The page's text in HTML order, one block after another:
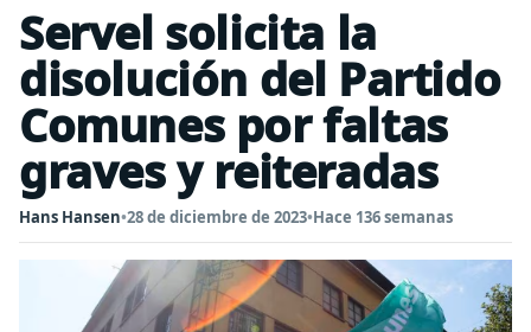
Servel solicita la
disolución del Partido
Comunes por faltas
graves y reiteradas
Hans Hansen•28 de diciembre de 2023•Hace 136 semanas